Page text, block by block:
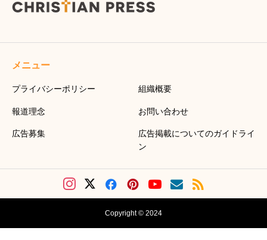
メニュー
プライバシーポリシー 組織概要
報道理念 お問い合わせ
広告募集
広告掲載についてのガイドライ
ン
Copyright © 2024